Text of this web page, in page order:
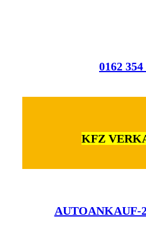
0162 354
KFZ
AUTOANKAUF-